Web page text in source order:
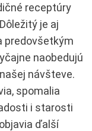
receptúry
je aj
predovšetkým
naobedujú
návšteve.
spomalia
i starosti
ďalší